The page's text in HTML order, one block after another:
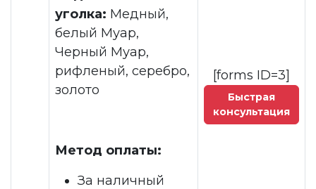
уголка: Медный,
белый Муар,
Черный Муар,
рифленый, серебро,
золото
Метод оплаты:
За наличный
[forms ID=3]
Быстрая
консультация